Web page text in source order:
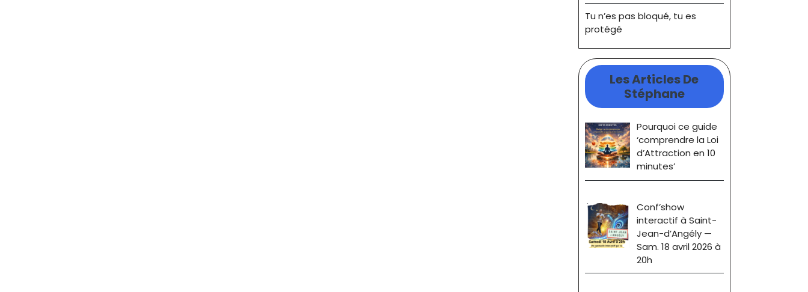
Tu n’es pas bloqué, tu es
protégé
Les Articles De
Stéphane
Pourquoi ce guide
‘comprendre la Loi
d’Attraction en 10
minutes’
Conf’show
interactif à Saint-
Jean-d’Angély —
Sam. 18 avril 2026 à
20h